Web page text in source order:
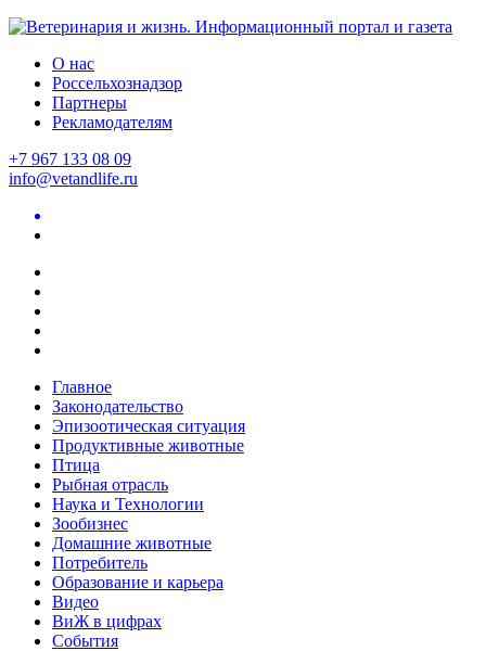
О нас
Россельхознадзор
Партнеры
Рекламодателям
+7 967 133 08 09
info@vetandlife.ru
Главное
Законодательство
Эпизоотическая ситуация
Продуктивные животные
Птица
Рыбная отрасль
Наука и Технологии
Зообизнес
Домашние животные
Потребитель
Образование и карьера
Видео
ВиЖ в цифрах
События